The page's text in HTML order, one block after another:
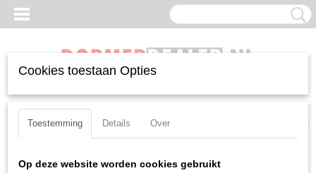
Inloggen Registreren UW WINKELWAGEN
Home >Boren>Borensets> Metaalborenset Dormer A19018
Cookies toestaan Opties
Toestemming Details Over
Op deze website worden cookies gebruikt